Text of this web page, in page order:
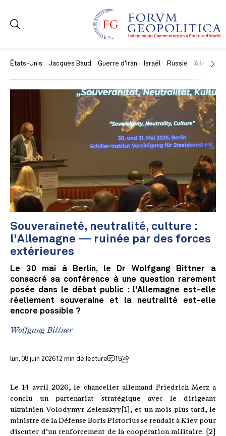
États-Unis Jacques Baud Guerre d'Iran Israël Russie Allemagne
Souveraineté, neutralité, culture :
l'Allemagne — ruinée par des forces
extérieures
Le 30 mai à Berlin, le Dr Wolfgang Bittner a
consacré sa conférence à une question rarement
posée dans le débat public : l'Allemagne est-elle
réellement souveraine et la neutralité est-elle
encore possible ?
Wolfgang Bittner
lun. 08 juin 202612 min de lecture 15
Le 14 avril 2026, le chancelier allemand Friedrich Merz a
conclu un partenariat stratégique avec le dirigeant
ukrainien Volodymyr Zelenskyy[1], et un mois plus tard, le
ministre de la Défense Boris Pistorius se rendait à Kiev pour
discuter d’un renforcement de la coopération militaire. [2]